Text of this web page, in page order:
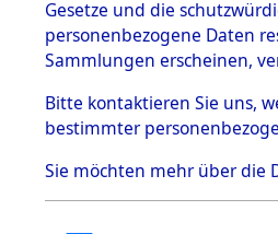
5. Verschiedenes
5.3
Todesmärsche
5.3.1 Alliierte
Erhebungen
zu
Todesmärsch
en
5.3.2
Gesetze und die
personenbezogene Daten
Sammlungen erscheinen,
Bitte kontaktieren Sie uns,
bestimmter
Sie möchten mehr über die